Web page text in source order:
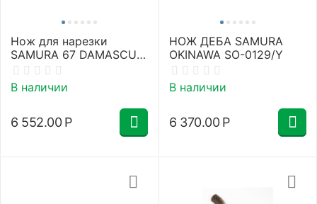
Нож для нарезки
SAMURA 67 DAMASCUS
SD67-0045/K
В наличии
6 552.00 Р
НОЖ ДЕБА SAMURA
OKINAWA SO-0129/Y
В наличии
6 370.00 Р